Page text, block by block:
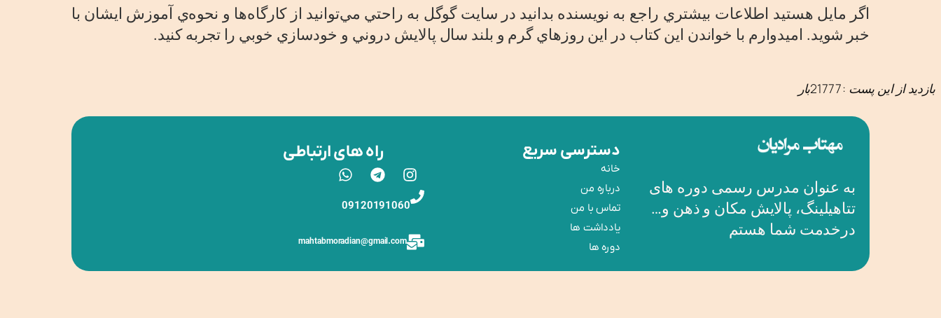
اگر مايل هستيد اطلاعات بيشتري راجع به نويسنده بدانيد در سايت گوگل به راحتي مي‌توانيد از كارگاه‌ها و نحوه‌ي آموزش ايشان با
خبر شويد. اميدوارم با خواندن اين كتاب در اين روزهاي گرم و بلند سال پالايش دروني و خودسازي خوبي را تجربه كنيد.
بازدید از این پست :21777بار
به عنوان مدرس رسمی دوره های
تتاهیلینگ، پالایش مکان و ذهن و…
درخدمت شما هستم
دسترسی سریع
خانه
درباره‌ من
تماس با من
یادداشت ها
دوره ها
راه های ارتباطی
mahtabmoradian@gmail.com
09120191060